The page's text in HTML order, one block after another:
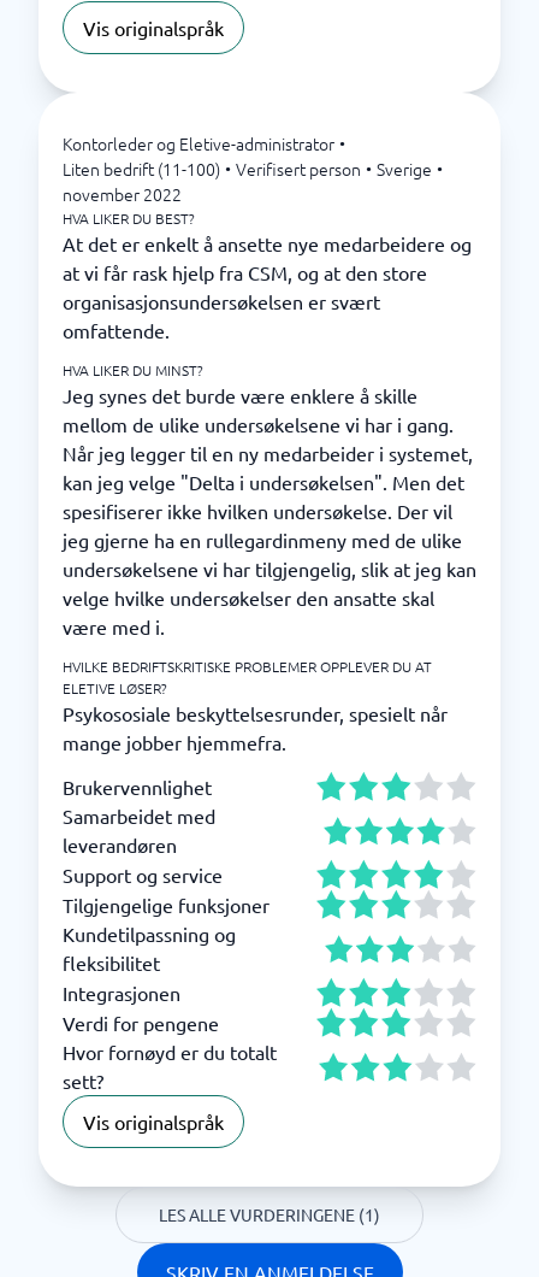
Vis originalspråk
Kontorleder og Eletive-administrator •
Liten bedrift (11-100) • Verifisert person • Sverige •
november 2022
HVA LIKER DU BEST?
At det er enkelt å ansette nye medarbeidere og
at vi får rask hjelp fra CSM, og at den store
organisasjonsundersøkelsen er svært
omfattende.
HVA LIKER DU MINST?
Jeg synes det burde være enklere å skille
mellom de ulike undersøkelsene vi har i gang.
Når jeg legger til en ny medarbeider i systemet,
kan jeg velge "Delta i undersøkelsen". Men det
spesifiserer ikke hvilken undersøkelse. Der vil
jeg gjerne ha en rullegardinmeny med de ulike
undersøkelsene vi har tilgjengelig, slik at jeg kan
velge hvilke undersøkelser den ansatte skal
være med i.
HVILKE BEDRIFTSKRITISKE PROBLEMER OPPLEVER DU AT
ELETIVE LØSER?
Psykososiale beskyttelsesrunder, spesielt når
mange jobber hjemmefra.
Brukervennlighet
Samarbeidet med
leverandøren
Support og service
Tilgjengelige funksjoner
Kundetilpassning og
fleksibilitet
Integrasjonen
Verdi for pengene
Hvor fornøyd er du totalt
sett?
Vis originalspråk
LES ALLE VURDERINGENE (1)
SKRIV EN ANMELDELSE